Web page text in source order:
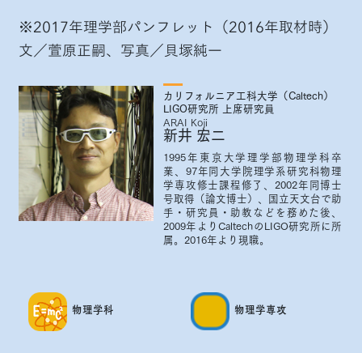
※2017年理学部パンフレット（2016年取材時）
文／萱原正嗣、写真／貝塚純一
カリフォルニア工科大学（Caltech）
LIGO研究所 上席研究員
ARAI Koji
新井 宏二
1995年東京大学理学部物理学科卒
業、97年同大学院理学系研究科物理
学専攻修士課程修了、2002年同博士
号取得（論文博士）、国立天文台で助
手・研究員・助教などを務めた後、
2009年よりCaltechのLIGO研究所に所
属。2016年より現職。
物理学科 物理学専攻